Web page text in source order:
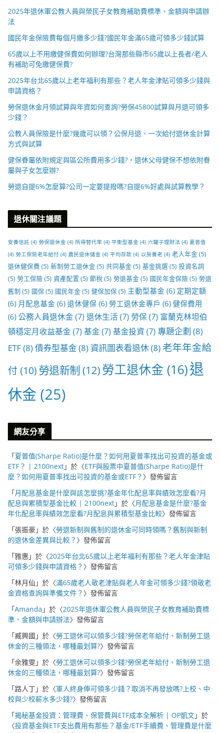
2025年退休軍公教人員與榮民子女教育補助費標準、金額與申請辦
法
國民年金保險費每個月繳多少錢?國民年金滿65歲可領多少錢試算
65歲以上不用繳健保費如何辦理?台灣那些縣市65歲以上長者/老人
有補助可免繳健保費?
2025年台北65歲以上老年福利有那些？老人年金津貼可領多少錢與
申請資格？
勞保退休金月領試算與年資如何查詢?勞保45800試算與月退可領多
少錢？
公教人員保險是什麼?幾歲可以領？公保月退、一次給付退休金計算
方式與試算
健保眷屬依附規定與區公所費用多少錢?，退休父母健保不想依附眷
屬與子女怎麼辦?
勞退自提6%怎麼算?公司一定要提撥嗎?自提6%好處與試算教學？
退休關注議題
安養信託 (4) 勞保退休金 (4) 所得替代率 (4) 平衡型基金 (4) 六罐子理財法 (4) 夏普值
(4) 勞工保險老年給付 (4) 農民退休儲金 (4) 平均存款 (4) 以房養老 (4) 老人年金(5)
退休健保費 (5) 新制勞工退休金(5) 共同基金(5) 基金挑選 (5) 投資名詞
(5) 勞工保險 (5) 資產配置 (5) 節稅 (5) 勞退基金(5) 國民年金保險 (5) 勞退
舊制 (5) 國保(5) 國民年金(5) 健保加保(5) 主動型基金 (6) 定期定額
(6) 月配息基金 (6) 退休健保 (6) 勞工退休金專戶 (6) 健保費用
(6) 公務人員退休金(7) 退休生活(7) 勞保(7) 富蘭克林坦伯
頓穩定月收益基金(7) 基金(7) 基金投資 (7) 專題企劃 (8)
ETF(8)債券型基金(8)資訊圖表看退休(8)老年年金給
付 (10) 勞退新制 (12)勞工退休金 (16)退
休金 (25)
網友分享
「夏普值(Sharpe Ratio)是什麼？如何用夏普率找出可投資的基金或
ETF？ | 2100next」於〈ETF與股票中夏普值(Sharpe Ratio)是什
麼？如何用夏普率找出可投資的基金或ETF？ 〉發佈留言
「月配息基金是什麼與該怎麼挑?基金年化配息率與績效怎麼看?月
配息與累積型基金比較 | 2100next」於〈月配息基金是什麼?基金
年化配息率與績效怎麼看?月配息與累積型基金比較〉發佈留言
「張振豪」於〈勞退新制與舊制的退休金可同時領嗎？舊制與新制
的退休金差異與比較？ 〉發佈留言
「雅惠 」於〈2025年台北65歲以上老年福利有那些？老人年金津貼
可領多少錢與申請資格？ 〉發佈留言
「林月仙 」於〈滿65歲老人敬老津貼與老人年金可領多少錢?領敬老
金資格查詢與準備文件？ 〉發佈留言
「Amanda 」於〈2025年退休軍公教人員與榮民子女教育補助費標
準、金額與申請辦法〉發佈留言
「臧興國 」於〈勞工退休可以領多少錢?勞保老年給付、新制勞工退
休金的三種領法，哪種最划算?〉發佈留言
「余雅雯」於〈勞工退休可以領多少錢?勞保老年給付、新制勞工退
休金的三種領法，哪種最划算?〉發佈留言
「路人丁」於〈軍人終身俸可領多少錢？取消不再發放嗎?上校、中
校與少校薪水多少錢?〉發佈留言
「揭秘基金投資：管理費、保管費與ETF成本全解析 | OP凱文」於
〈投資基金與ETF支出費用有那些？基金/ETF手續費、管理費是什麼